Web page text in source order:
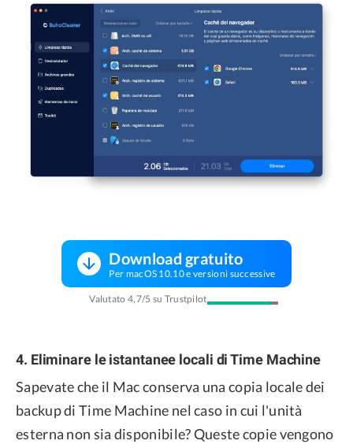
Download gratuito
Per macOS 10.10 e versioni successive
Valutato 4,7/5 su Trustpilot
4. Eliminare le istantanee locali di Time Machine
Sapevate che il Mac conserva una copia locale dei
backup di Time Machine nel caso in cui l'unità
esterna non sia disponibile? Queste copie vengono